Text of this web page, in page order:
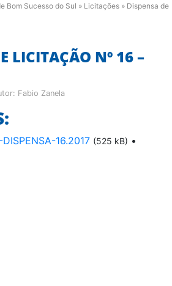
Bom Sucesso do Sul » Licitações » Dispensa de
LICITAÇÃO Nº 16 –
Fabio Zanela
16.2017 (525 kB) •